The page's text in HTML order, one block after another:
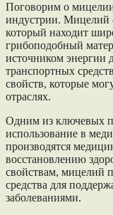
Поговорим о
индустрии. Мицелий
который находит
грибоподобный
источником энергии
транспортных
свойств, которые
отраслях.
Одним из ключевых
использование в
производятся
восстановлению
свойствам, мицелий
средства для
заболеваниями.